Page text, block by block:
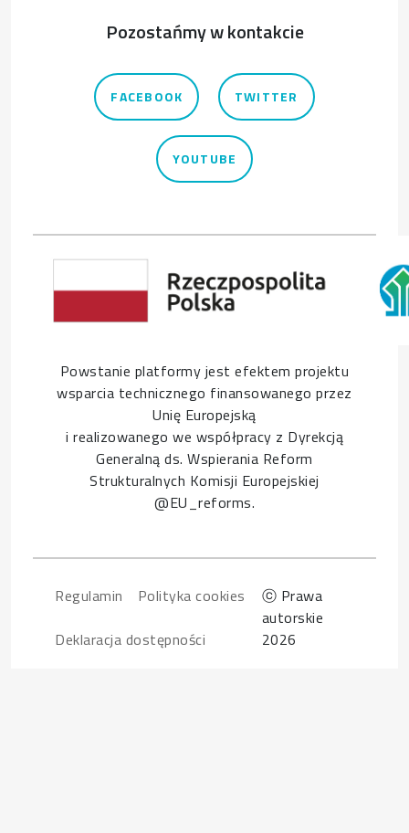
Pozostańmy w kontakcie
FACEBOOK TWITTER
YOUTUBE
Powstanie platformy jest efektem projektu
wsparcia technicznego finansowanego przez
Unię Europejską
i realizowanego we współpracy z Dyrekcją
Generalną ds. Wspierania Reform
Strukturalnych Komisji Europejskiej
@EU_reforms.
Regulamin
Polityka cookies
Deklaracja dostępności
ⓒ Prawa
autorskie
2026